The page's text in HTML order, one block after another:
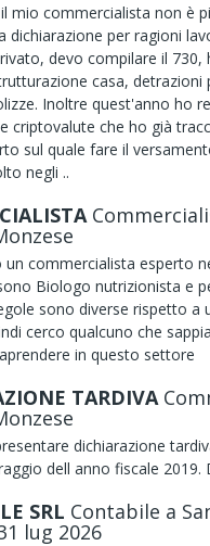
mio commercialista non è
dichiarazione per ragioni
devo compilare il 730,
casa, detrazioni
Inoltre quest'anno ho
criptovalute che ho già
sul quale fare il
negli ..
un commercialista esperto
Biologo nutrizionista e
sono diverse rispetto a
cerco qualcuno che
in questo settore
TARDIVA
dichiarazione
dell anno fiscale 2019.
SRL Contabile a
lug 2026